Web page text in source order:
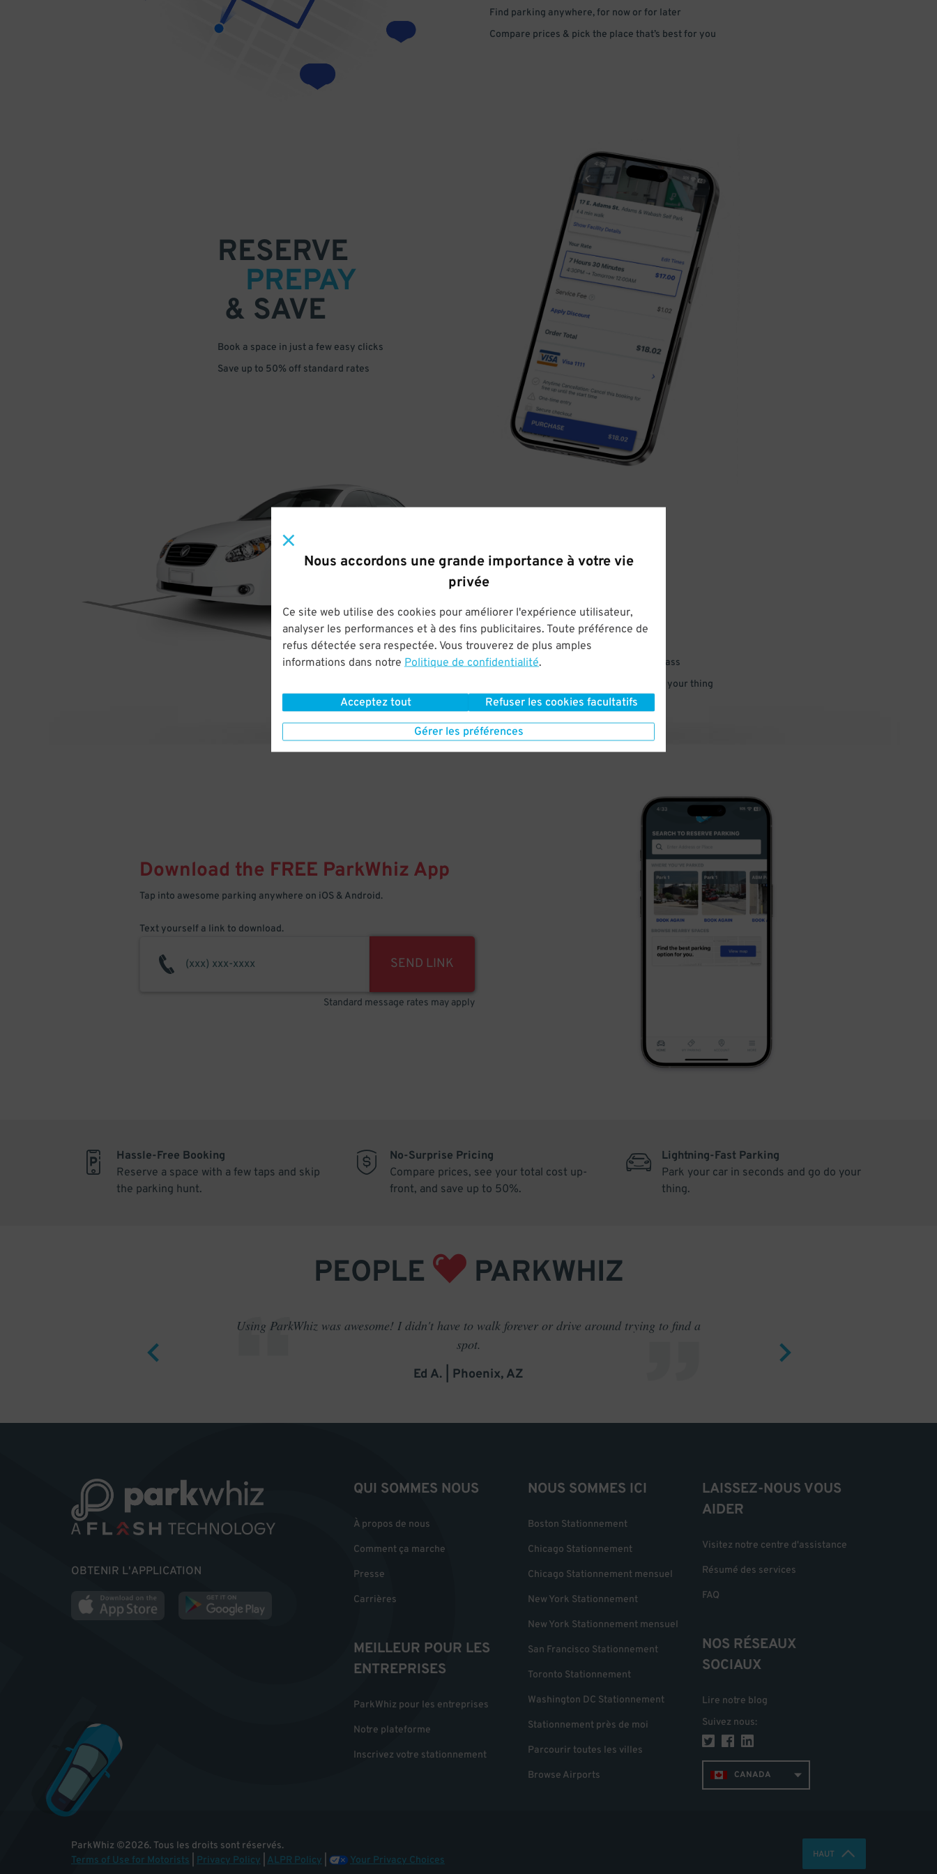
Nous accordons une grande importance à votre vie
privée
Ce site web utilise des cookies pour améliorer l'expérience utilisateur,
analyser les performances et à des fins publicitaires. Toute préférence de
refus détectée sera respectée. Vous trouverez de plus amples
informations dans notre Politique de confidentialité.
Acceptez tout Refuser les cookies facultatifs
Gérer les préférences
Find parking anywhere, for now or for later
Compare prices & pick the place that’s best for you
RESERVE
PREPAY
& SAVE
Book a space in just a few easy clicks
Save up to 50% off standard rates
DRIVE
ARRIVE
& PARK
Enter easily with your mobile parking pass
Your space is waiting – pull in and go do your thing
Download the FREE ParkWhiz App
Tap into awesome parking anywhere on iOS & Android.
Text yourself a link to download.
SEND LINK
Standard message rates may apply
Hassle-Free Booking
Reserve a space with a few taps and skip
the parking hunt.
No-Surprise Pricing
Compare prices, see your total cost up-
front, and save up to 50%.
Lightning-Fast Parking
Park your car in seconds and go do your
thing.
PEOPLE PARKWHIZ
Using ParkWhiz was awesome! I didn't have to walk forever or drive around trying to find a
spot.
Ed A. | Phoenix, AZ
OBTENIR L'APPLICATION
QUI SOMMES NOUS
À propos de nous
Comment ça marche
Presse
Carrières
MEILLEUR POUR LES
ENTREPRISES
ParkWhiz pour les entreprises
Notre plateforme
Inscrivez votre stationnement
NOUS SOMMES ICI
Boston Stationnement
Chicago Stationnement
Chicago Stationnement mensuel
New York Stationnement
New York Stationnement mensuel
San Francisco Stationnement
Toronto Stationnement
Washington DC Stationnement
Stationnement près de moi
Parcourir toutes les villes
Browse Airports
LAISSEZ-NOUS VOUS
AIDER
Visitez notre centre d'assistance
Résumé des services
FAQ
NOS RÉSEAUX
SOCIAUX
Lire notre blog
Suivez nous:
CANADA
ParkWhiz ©2026. Tous les droits sont réservés.
Terms of Use for Motorists
Privacy Policy ALPR Policy Your Privacy Choices HAUT